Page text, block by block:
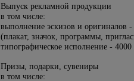
Выпуск рекламной продукции
в том числе:
выполнение эскизов и оригиналов -
(плакат, значок, программы,
типографическое исполнение - 4000
Призы, подарки, сувениры
в том числе: